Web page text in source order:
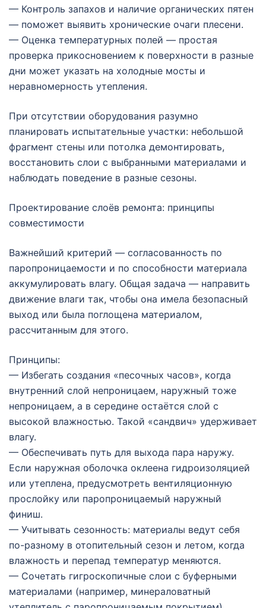
— Контроль запахов и наличие органических пятен
— поможет выявить хронические очаги плесени.
— Оценка температурных полей — простая
проверка прикосновением к поверхности в разные
дни может указать на холодные мосты и
неравномерность утепления.
При отсутствии оборудования разумно
планировать испытательные участки: небольшой
фрагмент стены или потолка демонтировать,
восстановить слои с выбранными материалами и
наблюдать поведение в разные сезоны.
Проектирование слоёв ремонта: принципы
совместимости
Важнейший критерий — согласованность по
паропроницаемости и по способности материала
аккумулировать влагу. Общая задача — направить
движение влаги так, чтобы она имела безопасный
выход или была поглощена материалом,
рассчитанным для этого.
Принципы:
— Избегать создания «песочных часов», когда
внутренний слой непроницаем, наружный тоже
непроницаем, а в середине остаётся слой с
высокой влажностью. Такой «сандвич» удерживает
влагу.
— Обеспечивать путь для выхода пара наружу.
Если наружная оболочка оклеена гидроизоляцией
или утеплена, предусмотреть вентиляционную
прослойку или паропроницаемый наружный
финиш.
— Учитывать сезонность: материалы ведут себя
по-разному в отопительный сезон и летом, когда
влажность и перепад температур меняются.
— Сочетать гигроскопичные слои с буферными
материалами (например, минераловатный